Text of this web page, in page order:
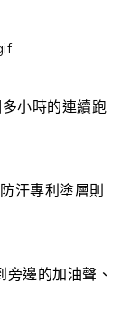
小時的連續跑
汗專利 塗層則
邊的加油聲、